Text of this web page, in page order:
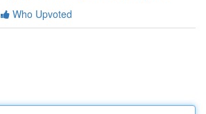
Who Upvoted